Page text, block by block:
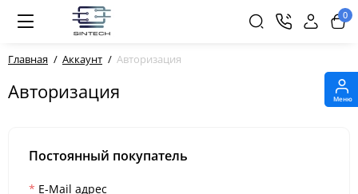
Меню
0
Главная Аккаунт Авторизация
Авторизация
Постоянный покупатель
E-Mail адрес